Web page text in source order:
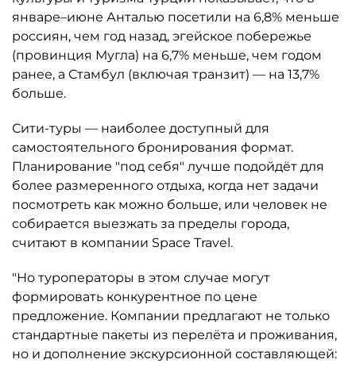
январе–июне Анталью посетили на 6,8% меньше
россиян, чем год назад, эгейское побережье
(провинция Мугла) на 6,7% меньше, чем годом
ранее, а Стамбул (включая транзит) — на 13,7%
больше.
Сити-туры — наиболее доступный для
самостоятельного бронирования формат.
Планирование "под себя" лучше подойдёт для
более размеренного отдыха, когда нет задачи
посмотреть как можно больше, или человек не
собирается выезжать за пределы города,
считают в компании Space Travel.
"Но туроператоры в этом случае могут
формировать конкурентное по цене
предложение. Компании предлагают не только
стандартные пакеты из перелёта и проживания,
но и дополнение экскурсионной составляющей: